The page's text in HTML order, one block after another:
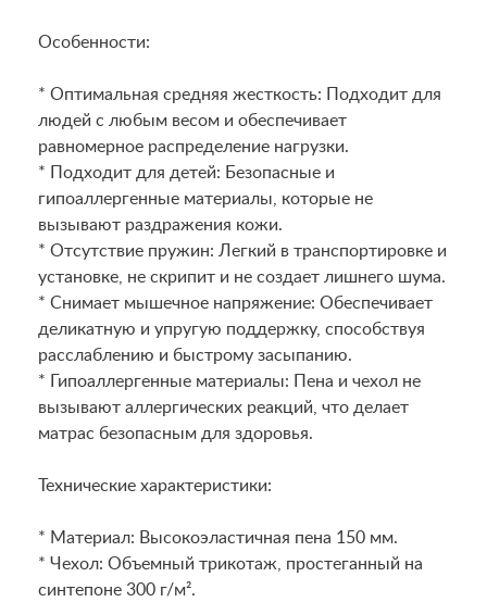
Особенности:
* Оптимальная средняя жесткость: Подходит для
людей с любым весом и обеспечивает
равномерное распределение нагрузки.
* Подходит для детей: Безопасные и
гипоаллергенные материалы, которые не
вызывают раздражения кожи.
* Отсутствие пружин: Легкий в транспортировке и
установке, не скрипит и не создает лишнего шума.
* Снимает мышечное напряжение: Обеспечивает
деликатную и упругую поддержку, способствуя
расслаблению и быстрому засыпанию.
* Гипоаллергенные материалы: Пена и чехол не
вызывают аллергических реакций, что делает
матрас безопасным для здоровья.
Технические характеристики:
* Материал: Высокоэластичная пена 150 мм.
* Чехол: Объемный трикотаж, простеганный на
синтепоне 300 г/м².